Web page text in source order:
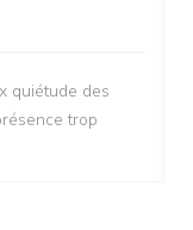
quiétude des
trop